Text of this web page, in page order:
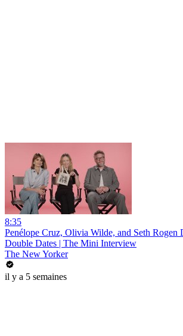
8:35
Penélope Cruz, Olivia Wilde, and Seth Rogen
Double Dates | The Mini Interview
The New Yorker
il y a 5 semaines